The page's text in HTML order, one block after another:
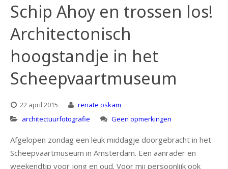
Schip Ahoy en trossen los!
Architectonisch
hoogstandje in het
Scheepvaartmuseum
22 april 2015
renate oskam
architectuurfotografie
Geen opmerkingen
Afgelopen zondag een leuk middagje doorgebracht in het
Scheepvaartmuseum in Amsterdam. Een aanrader en
weekendtip voor jong en oud. Voor mij persoonlijk ook